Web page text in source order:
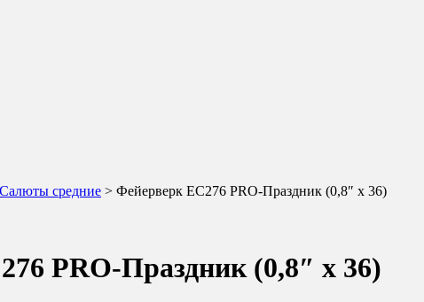
Салюты средние > Фейерверк ЕС276 PRO-Праздник (0,8″ х 36)
PRO-Праздник (0,8″ х 36)